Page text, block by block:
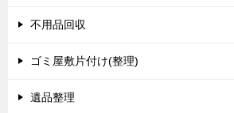
不用品回収
ゴミ屋敷片付け(整理)
遺品整理